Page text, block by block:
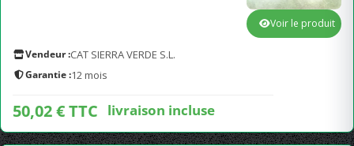
Vendeur :CAT SIERRA VERDE S.L.
Garantie :12 mois
50,02 € TTC livraison incluse
Voir le produit